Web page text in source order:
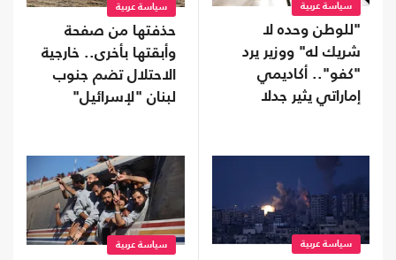
سياسة عربية
"للوطن وحده لا
شريك له" ووزير يرد
"كفو".. أكاديمي
إماراتي يثير جدلا
سياسة عربية
حذفتها من صفحة
وأبقتها بأخرى.. خارجية
الاحتلال تضم جنوب
لبنان "لإسرائيل"
سياسة عربية سياسة عربية